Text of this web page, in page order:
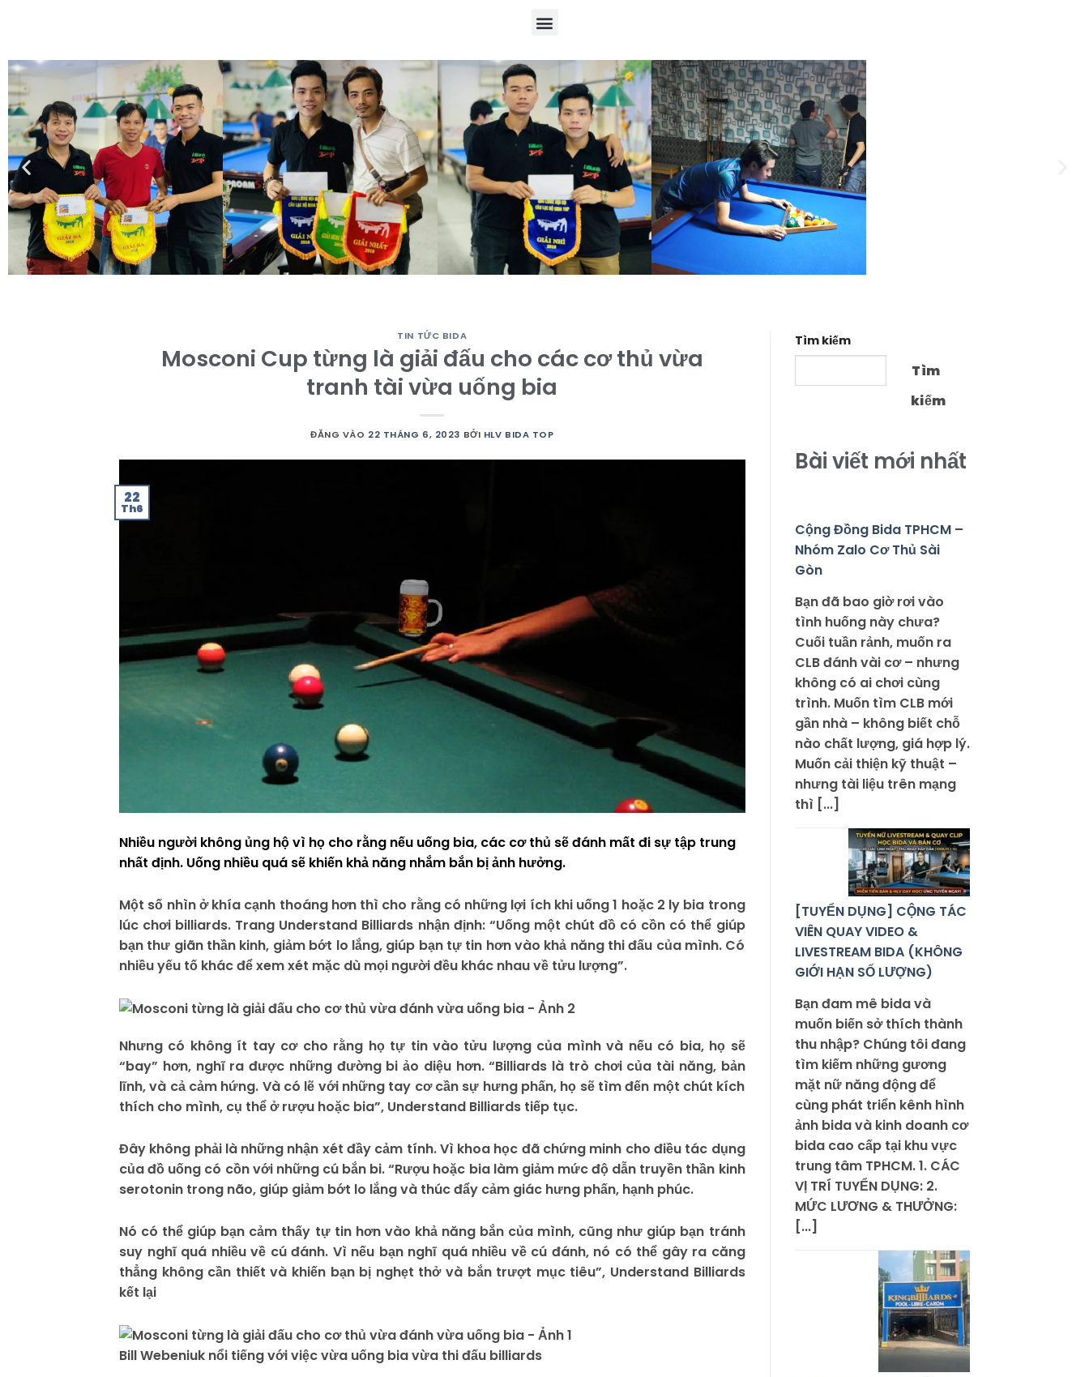
TIN TỨC BIDA
Mosconi Cup từng là giải đấu cho các cơ thủ vừa
tranh tài vừa uống bia
ĐĂNG VÀO 22 THÁNG 6, 2023 BỞI HLV BIDA TOP
22
Th6
Nhiều người không ủng hộ vì họ cho rằng nếu uống bia, các cơ thủ sẽ đánh mất đi sự tập trung
nhất định. Uống nhiều quá sẽ khiến khả năng nhắm bắn bị ảnh hưởng.
Một số nhìn ở khía cạnh thoáng hơn thì cho rằng có những lợi ích khi uống 1 hoặc 2 ly bia trong
lúc chơi billiards. Trang Understand Billiards nhận định: “Uống một chút đồ có cồn có thể giúp
bạn thư giãn thần kinh, giảm bớt lo lắng, giúp bạn tự tin hơn vào khả năng thi đấu của mình. Có
nhiều yếu tố khác để xem xét mặc dù mọi người đều khác nhau về tửu lượng”.
Nhưng có không ít tay cơ cho rằng họ tự tin vào tửu lượng của mình và nếu có bia, họ sẽ
“bay” hơn, nghĩ ra được những đường bi ảo diệu hơn. “Billiards là trò chơi của tài năng, bản
lĩnh, và cả cảm hứng. Và có lẽ với những tay cơ cần sự hưng phấn, họ sẽ tìm đến một chút kích
thích cho mình, cụ thể ở rượu hoặc bia”, Understand Billiards tiếp tục.
Đây không phải là những nhận xét đầy cảm tính. Vì khoa học đã chứng minh cho điều tác dụng
của đồ uống có cồn với những cú bắn bi. “Rượu hoặc bia làm giảm mức độ dẫn truyền thần kinh
serotonin trong não, giúp giảm bớt lo lắng và thúc đẩy cảm giác hưng phấn, hạnh phúc.
Nó có thể giúp bạn cảm thấy tự tin hơn vào khả năng bắn của mình, cũng như giúp bạn tránh
suy nghĩ quá nhiều về cú đánh. Vì nếu bạn nghĩ quá nhiều về cú đánh, nó có thể gây ra căng
thẳng không cần thiết và khiến bạn bị nghẹt thở và bắn trượt mục tiêu”, Understand Billiards
kết lại
Bill Webeniuk nổi tiếng với việc vừa uống bia vừa thi đấu billiards
Tìm kiếm
Tìm
kiếm
Bài viết mới nhất
Cộng Đồng Bida TPHCM –
Nhóm Zalo Cơ Thủ Sài
Gòn
Bạn đã bao giờ rơi vào
tình huống này chưa?
Cuối tuần rảnh, muốn ra
CLB đánh vài cơ – nhưng
không có ai chơi cùng
trình. Muốn tìm CLB mới
gần nhà – không biết chỗ
nào chất lượng, giá hợp lý.
Muốn cải thiện kỹ thuật –
nhưng tài liệu trên mạng
thì [...]
[TUYỂN DỤNG] CỘNG TÁC
VIÊN QUAY VIDEO &
LIVESTREAM BIDA (KHÔNG
GIỚI HẠN SỐ LƯỢNG)
Bạn đam mê bida và
muốn biến sở thích thành
thu nhập? Chúng tôi đang
tìm kiếm những gương
mặt nữ năng động để
cùng phát triển kênh hình
ảnh bida và kinh doanh cơ
bida cao cấp tại khu vực
trung tâm TPHCM. 1. CÁC
VỊ TRÍ TUYỂN DỤNG: 2.
MỨC LƯƠNG & THƯỞNG:
[...]